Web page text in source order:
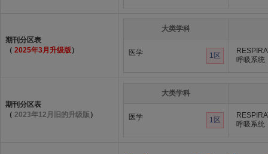
期刊分区表
（ 2025年3月升级版 ）
大类学科
医学 1区
呼吸系统
期刊分区表
（ 2023年12月旧的升级版 ）
大类学科
医学 1区
呼吸系统